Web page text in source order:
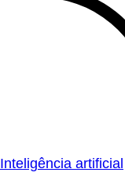
Inteligência artificial